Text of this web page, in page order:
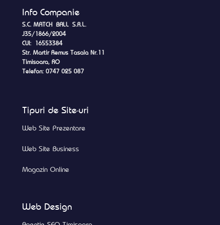
Info Companie
S.C. MATCH BALL S.R.L.
J35/1866/2004
CUI: 16553384
Str. Martir Remus Tasala Nr.11
Timisoara, RO
Telefon: 0747 025 087
Tipuri de Site-uri
Web Site Prezentare
Web Site Business
Magazin Online
Web Design